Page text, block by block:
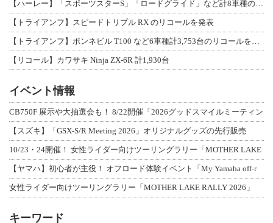
【トライアンフ】スピードトリプル RX のリコールを発表
【リコール】カワサキ Ninja ZX-6R 計1,930台
イベント情報
CB750F 展示や大抽選会も！ 8/22開催「2026グッドスマイルミーティン
【スズキ】「GSX-S/R Meeting 2026」オリジナルグッズの先行販売
10/23・24開催！ 女性ライダー向けツーリングラリー「MOTHER LAKE
【ヤマハ】初心者が主役！ オフロード体験イベント「My Yamaha off-r
女性ライダー向けツーリングラリー「MOTHER LAKE RALLY 2026」
キーワード